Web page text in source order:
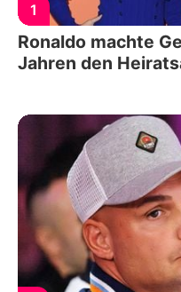
1
Ronaldo machte
Jahren den